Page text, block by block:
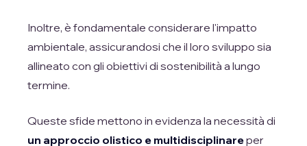
Inoltre, è fondamentale considerare l'impatto
ambientale, assicurandosi che il loro sviluppo sia
allineato con gli obiettivi di sostenibilità a lungo
termine.
Queste sfide mettono in evidenza la necessità di
un approccio olistico e multidisciplinareper